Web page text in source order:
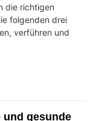
die richtigen
folgenden drei
verführen und
und gesunde